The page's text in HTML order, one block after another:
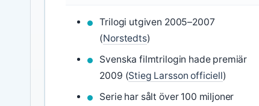
Trilogi utgiven 2005–2007
(Norstedts)
Svenska filmtrilogin hade premiär
2009 (Stieg Larsson officiell)
Serie har sålt över 100 miljoner